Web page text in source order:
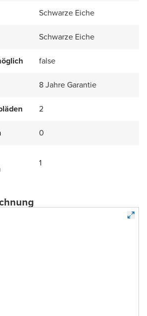
Schwarze Eiche
Schwarze Eiche
false
8 Jahre Garantie
2
0
1